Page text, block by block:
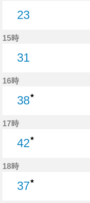
23
15時
31
16時
38★
17時
42★
18時
37★